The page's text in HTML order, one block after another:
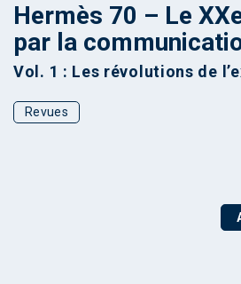
Hermès 70 – Le
par la
Vol. 1 : Les révolutions de
Revues